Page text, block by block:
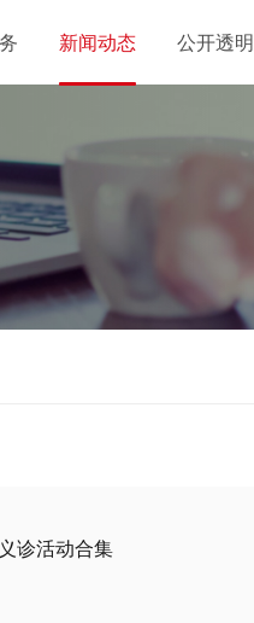
新闻动态 公开透明
诊活动合集